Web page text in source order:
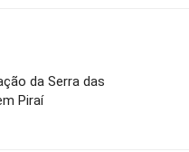
da Serra das
Piraí